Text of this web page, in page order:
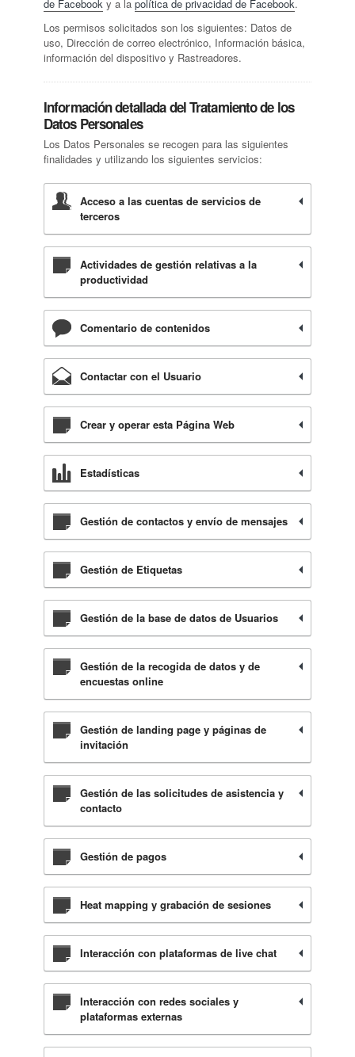
de Facebook y a la política de privacidad de Facebook.
Los permisos solicitados son los siguientes: Datos de
uso, Dirección de correo electrónico, Información básica,
información del dispositivo y Rastreadores.
Información detallada del Tratamiento de los
Datos Personales
Los Datos Personales se recogen para las siguientes
finalidades y utilizando los siguientes servicios:
Acceso a las cuentas de servicios de
terceros
Actividades de gestión relativas a la
productividad
Comentario de contenidos
Contactar con el Usuario
Crear y operar esta Página Web
Estadísticas
Gestión de contactos y envío de mensajes
Gestión de Etiquetas
Gestión de la base de datos de Usuarios
Gestión de la recogida de datos y de
encuestas online
Gestión de landing page y páginas de
invitación
Gestión de las solicitudes de asistencia y
contacto
Gestión de pagos
Heat mapping y grabación de sesiones
Interacción con plataformas de live chat
Interacción con redes sociales y
plataformas externas